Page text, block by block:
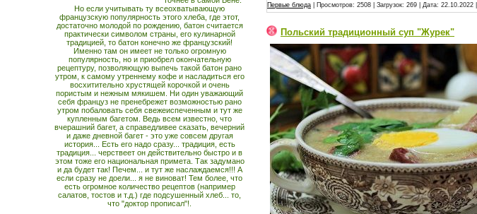
Но если учитывать ту всеохватывающую
французскую популярность этого хлеба, где этот,
достаточно молодой по рождению, батон считается
практически символом страны, его кулинарной
традицией, то батон конечно же французский!
Именно там он имеет не только огромную
популярность, но и приобрел окончательную
рецептуру, позволяющую выпечь такой батон рано
утром, к самому утреннему кофе и насладиться его
восхитительно хрустящей корочкой и очень
пористым и нежным мякишем. Ни один уважающий
себя француз не пренебрежет возможностью рано
утром побаловать себя свежеиспеченным и тут же
купленным багетом. Ведь всем известно, что
вчерашний багет, а справедливее сказать, вечерний
и даже дневной багет - это уже совсем другая
история... Есть его надо сразу... традиция, есть
традиция... черствеет он действительно быстро и в
этом тоже его национальная примета. Так задумано
и да будет так! Печем... и тут же наслаждаемся!!! А
если сразу не доели... я не виноват! Тем более, что
есть огромное количество рецептов (например
салатов, тостов и т.д.) где подсушенный хлеб... то,
что "доктор прописал"!.
Первые блюда | Просмотров: 2508 | Загрузок: 269 | Дата: 22.10.2022
Польский традиционный суп "Журек"